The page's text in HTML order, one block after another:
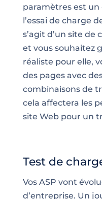
paramètres est
l’essai de charge
s’agit d’un site
et vous souhaitez
réaliste pour elle,
des pages avec
combinaisons de
cela affectera les
site Web pour un
Test de
Vos ASP vont
d’entreprise. Un